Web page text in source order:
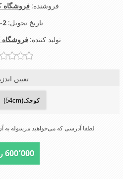
فروشنده: فروشگاه
تاریخ تحویل: 1-2
تولید کننده: فروشگاه
تعیین
لطفا آدرسی که می‌خواهید مرسوله به
600٬000 ریال